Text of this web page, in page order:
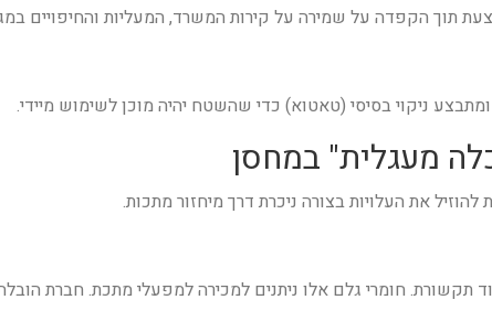
תוך הקפדה על שמירה על קירות המשרד, המעליות והחיפויים
ניקוי בסיסי (טאטוא) כדי שהשטח יהיה מוכן לשימוש מיידי.
את העלויות בצורה ניכרת דרך מיחזור מתכות.
תקשורת. חומרי גלם אלו ניתנים למכירה למפעלי מתכת. חברת